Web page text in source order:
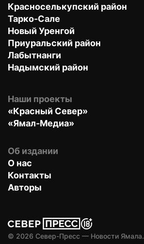
Красноселькупский район
Тарко-Сале
Новый Уренгой
Приуральский район
Лабытнанги
Надымский район
Наши проекты
«Красный Север»
«Ямал-Медиа»
Об издании
О нас
Контакты
Авторы
© 2026 Север-Пресс — Новости Ямала.